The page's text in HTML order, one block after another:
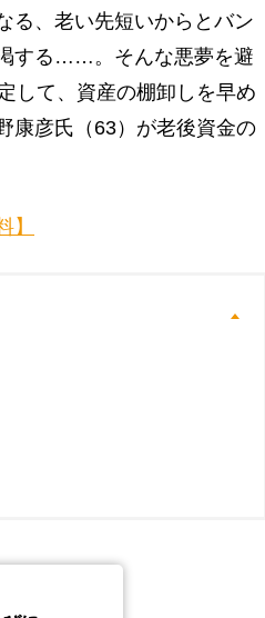
る、老い先短いからとバン
する……。そんな悪夢を避
して、資産の棚卸しを早め
康彦氏（63）が老後資金の
】